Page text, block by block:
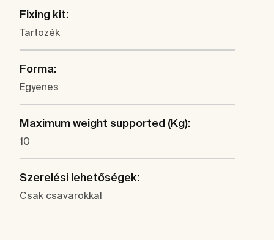
Fixing kit:
Tartozék
Forma:
Egyenes
Maximum weight supported (Kg):
10
Szerelési lehetőségek:
Csak csavarokkal